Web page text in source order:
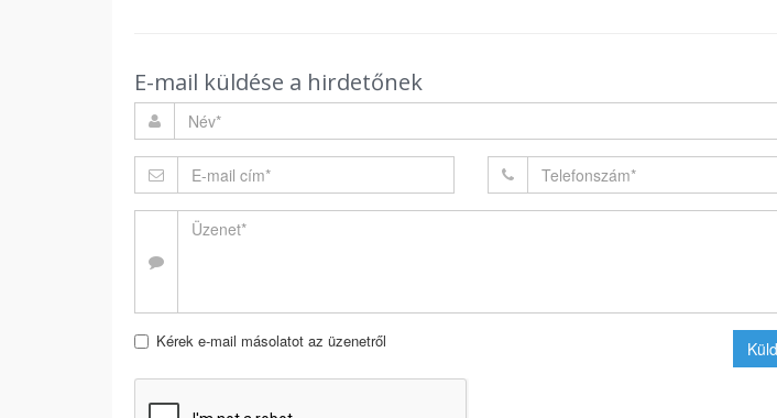
E-mail küldése a hirdetőnek
Kérek e-mail másolatot az üzenetről